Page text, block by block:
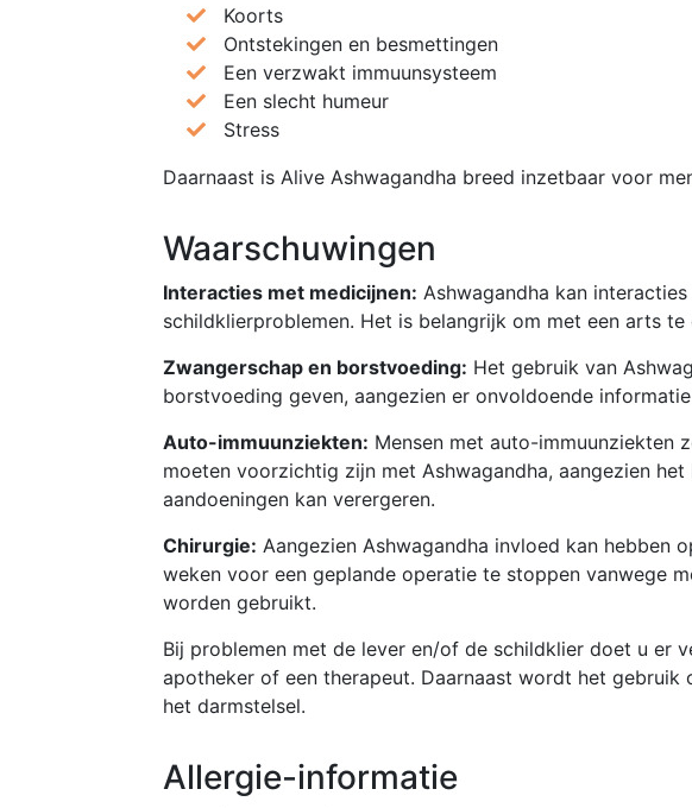
Koorts
Ontstekingen en besmettingen
Een verzwakt immuunsysteem
Een slecht humeur
Stress
Daarnaast is Alive Ashwagandha breed inzetbaar voor
Waarschuwingen
Interacties met medicijnen: Ashwagandha kan
schildklierproblemen. Het is belangrijk om met een arts
Zwangerschap en borstvoeding: Het gebruik van
borstvoeding geven, aangezien er onvoldoende
Auto-immuunziekten: Mensen met auto-immuunziekten
moeten voorzichtig zijn met Ashwagandha, aangezien
aandoeningen kan verergeren.
Chirurgie: Aangezien Ashwagandha invloed kan hebben
weken voor een geplande operatie te stoppen vanwege
worden gebruikt.
Bij problemen met de lever en/of de schildklier doet u er
apotheker of een therapeut. Daarnaast wordt het
het darmstelsel.
Allergie-informatie